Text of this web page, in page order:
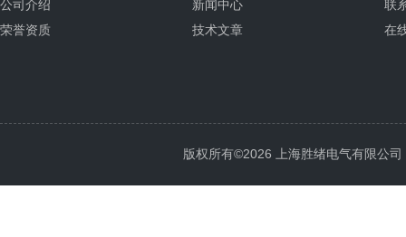
公司介绍
荣誉资质
新闻中心
技术文章
联
在
版权所有©2026 上海胜绪电气有限公